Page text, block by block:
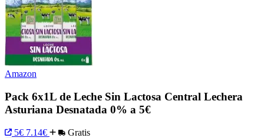
Amazon
Pack 6x1L de Leche Sin Lactosa Central Lechera
Asturiana Desnatada 0% a 5€
5€ 7.14€ Gratis